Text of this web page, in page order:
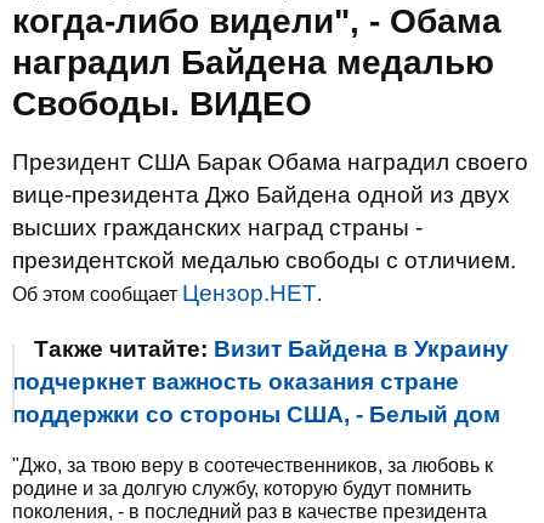
когда-либо видели", - Обама
наградил Байдена медалью
Свободы. ВИДЕО
Президент США Барак Обама наградил своего
вице-президента Джо Байдена одной из двух
высших гражданских наград страны -
президентской медалью свободы с отличием.
Об этом сообщает Цензор.НЕТ.
Также читайте: Визит Байдена в Украину
подчеркнет важность оказания стране
поддержки со стороны США, - Белый дом
"Джо, за твою веру в соотечественников, за любовь к
родине и за долгую службу, которую будут помнить
поколения, - в последний раз в качестве президента